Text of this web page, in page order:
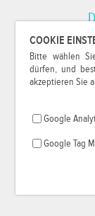
COOKIE
Bitte wählen
dürfen, und
akzeptieren Sie
Google
Google Tag
*Alle
©